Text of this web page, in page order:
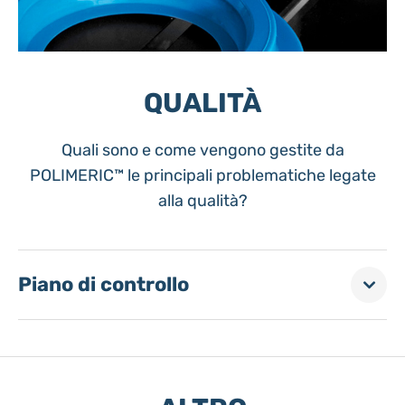
QUALITÀ
Quali sono e come vengono gestite da
POLIMERIC™ le principali problematiche legate
alla qualità?
Piano di controllo